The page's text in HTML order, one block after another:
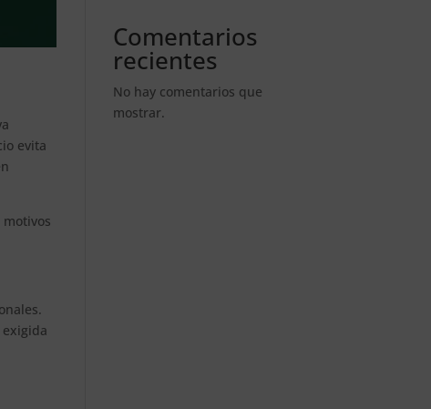
evita
Comentarios
recientes
No hay comentarios que
mostrar.